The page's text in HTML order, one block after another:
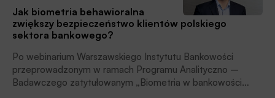
Jak biometria behawioralna
zwiększy bezpieczeństwo klientów polskiego
sektora bankowego?
Po webinarium Warszawskiego Instytutu Bankowości
przeprowadzonym w ramach Programu Analityczno –
Badawczego zatytułowanym „Biometria w bankowości